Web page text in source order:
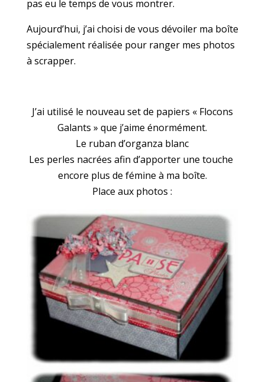
pas eu le temps de vous montrer.
Aujourd’hui, j’ai choisi de vous dévoiler ma boîte
spécialement réalisée pour ranger mes photos
à scrapper.
J’ai utilisé le nouveau set de papiers « Flocons
Galants » que j’aime énormément.
Le ruban d’organza blanc
Les perles nacrées afin d’apporter une touche
encore plus de fémine à ma boîte.
Place aux photos :